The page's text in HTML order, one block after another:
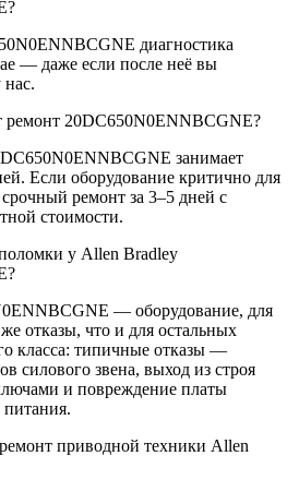
диагностика
— даже если после неё вы
нас.
ремонт 20DC650N0ENNBCGNE?
занимает
Если оборудование критично для
ремонт за 3–5 дней с
стоимости.
у Allen Bradley
— оборудование, для
отказы, что и для остальных
класса: типичные отказы —
силового звена, выход из строя
и повреждение платы
питания.
приводной техники Allen